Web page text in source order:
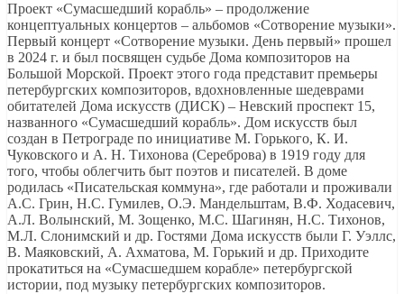
Проект «Сумасшедший корабль» – продолжение
концептуальных концертов – альбомов «Сотворение музыки».
Первый концерт «Сотворение музыки. День первый» прошел
в 2024 г. и был посвящен судьбе Дома композиторов на
Большой Морской. Проект этого года представит премьеры
петербургских композиторов, вдохновленные шедеврами
обитателей Дома искусств (ДИСК) – Невский проспект 15,
названного «Сумасшедший корабль». Дом искусств был
создан в Петрограде по инициативе М. Горького, К. И.
Чуковского и А. Н. Тихонова (Сереброва) в 1919 году для
того, чтобы облегчить быт поэтов и писателей. В доме
родилась «Писательская коммуна», где работали и проживали
А.С. Грин, Н.С. Гумилев, О.Э. Мандельштам, В.Ф. Ходасевич,
А.Л. Волынский, М. Зощенко, М.С. Шагинян, Н.С. Тихонов,
М.Л. Слонимский и др. Гостями Дома искусств были Г. Уэллс,
В. Маяковский, А. Ахматова, М. Горький и др. Приходите
прокатиться на «Сумасшедшем корабле» петербургской
истории, под музыку петербургских композиторов.